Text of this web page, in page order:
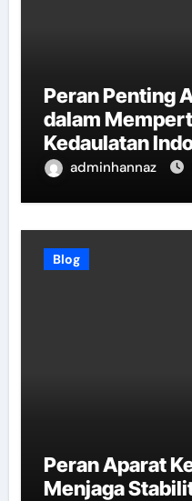
Peran Penting
dalam
Kedaulatan
adminhannaz
Blog
Peran Aparat
Menjaga